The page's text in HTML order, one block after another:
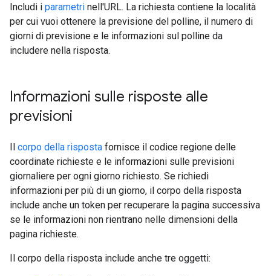
Includi i parametri nell'URL. La richiesta contiene la località
per cui vuoi ottenere la previsione del polline, il numero di
giorni di previsione e le informazioni sul polline da
includere nella risposta.
Informazioni sulle risposte alle
previsioni
Il corpo della risposta fornisce il codice regione delle
coordinate richieste e le informazioni sulle previsioni
giornaliere per ogni giorno richiesto. Se richiedi
informazioni per più di un giorno, il corpo della risposta
include anche un token per recuperare la pagina successiva
se le informazioni non rientrano nelle dimensioni della
pagina richieste.
Il corpo della risposta include anche tre oggetti: